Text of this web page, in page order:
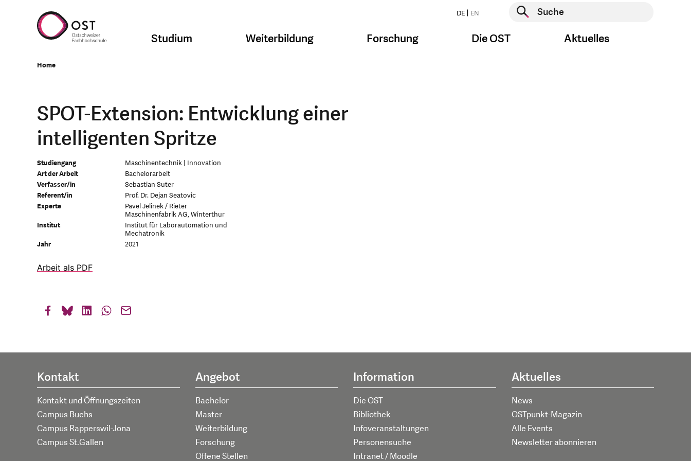
DE EN
Suche starten
Studium Weiterbildung Forschung Die OST Aktuelles
Home
SPOT-Extension: Entwicklung einer
intelligenten Spritze
Studiengang
Maschinentechnik | Innovation
Art der Arbeit
Bachelorarbeit
Verfasser/in
Sebastian Suter
Referent/in
Prof. Dr. Dejan Seatovic
Experte
Pavel Jelinek / Rieter
Maschinenfabrik AG, Winterthur
Institut
Institut für Laborautomation und
Mechatronik
Jahr
2021
Arbeit als PDF
Kontakt
Kontakt und Öffnungszeiten
Campus Buchs
Campus Rapperswil-Jona
Campus St.Gallen
Angebot
Bachelor
Master
Weiterbildung
Forschung
Offene Stellen
Information
Die OST
Bibliothek
Infoveranstaltungen
Personensuche
Intranet / Moodle
Aktuelles
News
OSTpunkt-Magazin
Alle Events
Newsletter abonnieren